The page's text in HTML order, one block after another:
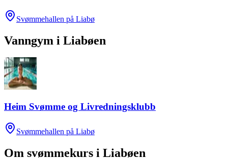
Svømmehallen på Liabø
Vanngym i Liabøen
Heim Svømme og Livredningsklubb
Svømmehallen på Liabø
Om svømmekurs i Liabøen